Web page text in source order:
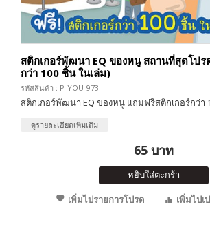
สติกเกอร์พัฒนา EQ ของหนู สถานที่สุดโปร
กว่า 100 ชิ้น ในเล่ม)
รหัสสินค้า : P-YOU-973
สติกเกอร์พัฒนา EQ ของหนู แถมฟรีสติกเกอร์กว่า
ดูรายละเอียดเพิ่มเติม
65 บาท
หยิบใส่ตะกร้า
เพิ่มไปรายการโปรด
เพิ่มไปเ